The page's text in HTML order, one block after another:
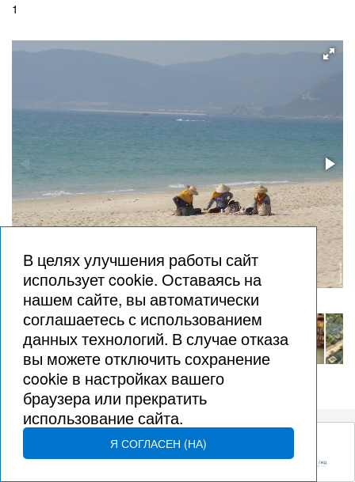
1
© Сергей Гольцов, 2002 – 2026
В целях улучшения работы сайт
использует cookie. Оставаясь на
нашем сайте, вы автоматически
соглашаетесь с использованием
данных технологий. В случае отказа
вы можете отключить сохранение
cookie в настройках вашего
браузера или прекратить
использование сайта.
Я СОГЛАСЕН (НА)